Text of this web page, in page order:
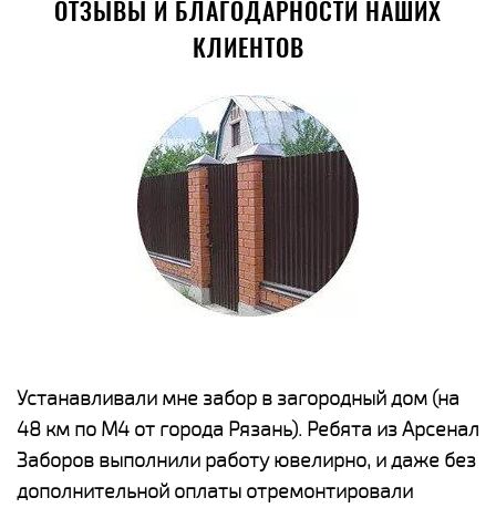
ОТЗЫВЫ И БЛАГОДАРНОСТИ НАШИХ
КЛИЕНТОВ
Устанавливали мне забор в загородный дом (на
48 км по М4 от города Рязань). Ребята из Арсенал
Заборов выполнили работу ювелирно, и даже без
дополнительной оплаты отремонтировали